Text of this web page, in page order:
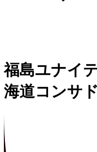
福島ユナイ
海道コンサ